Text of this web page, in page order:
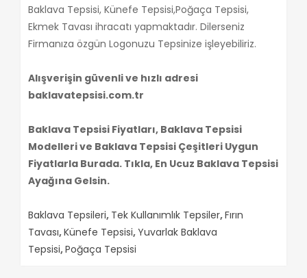
Baklava Tepsisi, Künefe Tepsisi,Poğaça Tepsisi,
Ekmek Tavası ihracatı yapmaktadır. Dilerseniz
Firmanıza özgün Logonuzu Tepsinize işleyebiliriz.
Alışverişin güvenli ve hızlı adresi
baklavatepsisi.com.tr
Baklava Tepsisi Fiyatları, Baklava Tepsisi
Modelleri ve Baklava Tepsisi Çeşitleri Uygun
Fiyatlarla Burada. Tıkla, En Ucuz Baklava Tepsisi
Ayağına Gelsin.
Baklava Tepsileri, Tek Kullanımlık Tepsiler,Fırın
Tavası,Künefe Tepsisi,Yuvarlak Baklava
Tepsisi,Poğaça Tepsisi